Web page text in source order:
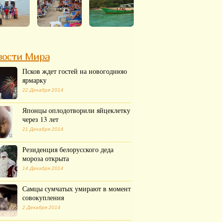
Мира
Псков ждет гостей на новогоднюю
ярмарку
22 Декабря 2014
Японцы оплодотворили яйцеклетку
через 13 лет
21 Декабря 2014
Резиденция белорусского деда
мороза открыта
14 Декабря 2014
Самцы сумчатых умирают в момент
совокупления
2 Декабря 2014